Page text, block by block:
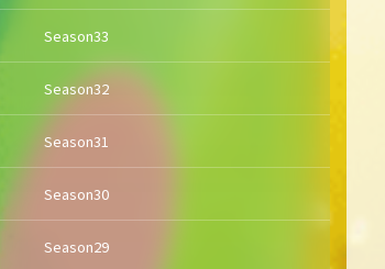
Season33
Season32
Season31
Season30
Season29